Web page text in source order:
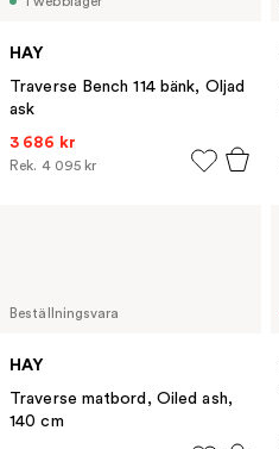
HAY
Traverse Bench 114 bänk, Oljad
ask
3 686 kr
Rek. 4 095 kr
Beställningsvara
HAY
Traverse matbord, Oiled ash,
140 cm